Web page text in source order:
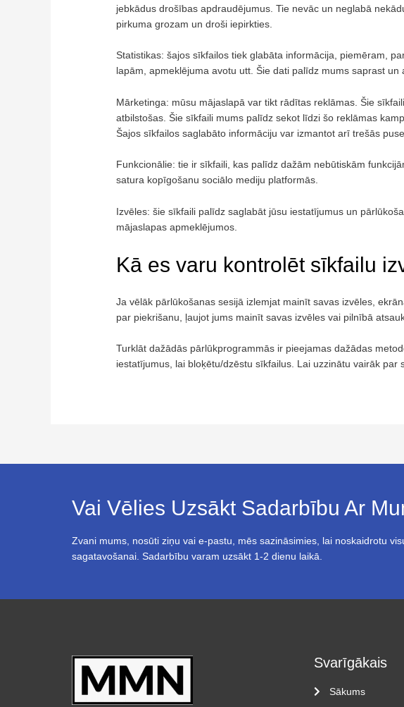
jebkādus drošības apdraudējumus. Tie nevāc un neglabā
pirkuma grozam un droši iepirkties.
Statistikas: šajos sīkfailos tiek glabāta informācija, piemēram,
lapām, apmeklējuma avotu utt. Šie dati palīdz mums saprast
Mārketinga: mūsu mājaslapā var tikt rādītas reklāmas. Šie
atbilstošas. Šie sīkfaili mums palīdz sekot līdzi šo reklāmas
Šajos sīkfailos saglabāto informāciju var izmantot arī trešās
Funkcionālie: tie ir sīkfaili, kas palīdz dažām nebūtiskām
satura kopīgošanu sociālo mediju platformās.
Izvēles: šie sīkfaili palīdz saglabāt jūsu iestatījumus un
mājaslapas apmeklējumos.
Kā es varu kontrolēt sīkfailu
Ja vēlāk pārlūkošanas sesijā izlemjat mainīt savas izvēles,
par piekrišanu, ļaujot jums mainīt savas izvēles vai pilnībā
Turklāt dažādās pārlūkprogrammās ir pieejamas dažādas
iestatījumus, lai bloķētu/dzēstu sīkfailus. Lai uzzinātu vairāk
Vai Vēlies Uzsākt Sadarbību Ar
Zvani mums, nosūti ziņu vai e-pastu, mēs sazināsimies, lai noskaidrotu
sagatavošanai. Sadarbību varam uzsākt 1-2 dienu laikā.
Svarīgākais
Sākums